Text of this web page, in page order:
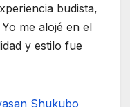
budista,
me alojé en el
y estilo fue
Shukubo